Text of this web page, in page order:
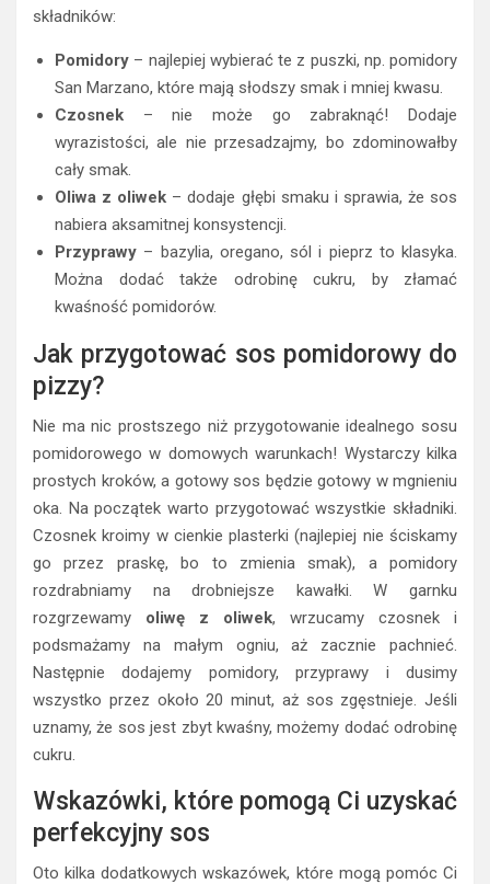
składników:
Pomidory – najlepiej wybierać te z puszki, np. pomidory
San Marzano, które mają słodszy smak i mniej kwasu.
Czosnek – nie może go zabraknąć! Dodaje
wyrazistości, ale nie przesadzajmy, bo zdominowałby
cały smak.
Oliwa z oliwek – dodaje głębi smaku i sprawia, że sos
nabiera aksamitnej konsystencji.
Przyprawy – bazylia, oregano, sól i pieprz to klasyka.
Można dodać także odrobinę cukru, by złamać
kwaśność pomidorów.
Jak przygotować sos pomidorowy do
pizzy?
Nie ma nic prostszego niż przygotowanie idealnego sosu
pomidorowego w domowych warunkach! Wystarczy kilka
prostych kroków, a gotowy sos będzie gotowy w mgnieniu
oka. Na początek warto przygotować wszystkie składniki.
Czosnek kroimy w cienkie plasterki (najlepiej nie ściskamy
go przez praskę, bo to zmienia smak), a pomidory
rozdrabniamy na drobniejsze kawałki. W garnku
rozgrzewamy oliwę z oliwek, wrzucamy czosnek i
podsmażamy na małym ogniu, aż zacznie pachnieć.
Następnie dodajemy pomidory, przyprawy i dusimy
wszystko przez około 20 minut, aż sos zgęstnieje. Jeśli
uznamy, że sos jest zbyt kwaśny, możemy dodać odrobinę
cukru.
Wskazówki, które pomogą Ci uzyskać
perfekcyjny sos
Oto kilka dodatkowych wskazówek, które mogą pomóc Ci